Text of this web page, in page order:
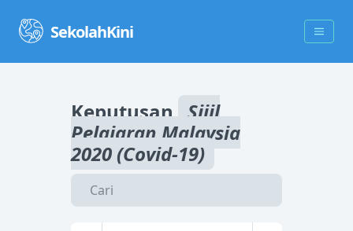
SekolahKini
Keputusan
Sijil
Pelajaran Malaysia
2020 (Covid-19)